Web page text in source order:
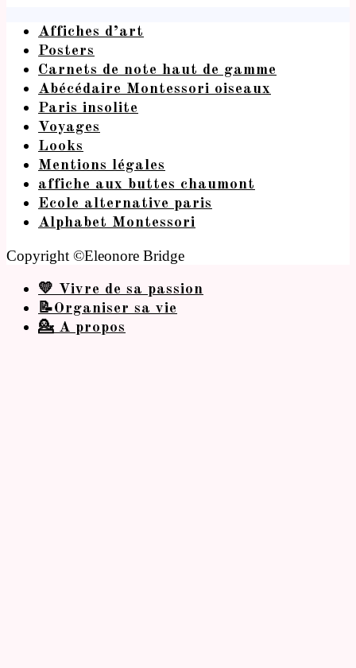
Affiches d’art
Posters
Carnets de note haut de gamme
Abécédaire Montessori oiseaux
Paris insolite
Voyages
Looks
Mentions légales
affiche aux buttes chaumont
Ecole alternative paris
Alphabet Montessori
Copyright ©Eleonore Bridge
💛 Vivre de sa passion
📝Organiser sa vie
💁 A propos